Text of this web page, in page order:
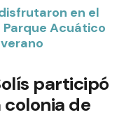
en el
Parque Acuático
participó
de